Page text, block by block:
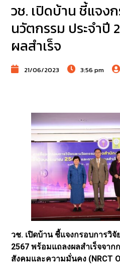
วช. เปิดบ้าน ชี้แจง
นวัตกรรม ประจำปี
ผลสำเร็จ
21/06/2023 3:56 pm
วช. เปิดบ้าน ชี้แจงกรอบการวิ
2567 พร้อมแถลงผลสำเร็จจา
สังคมและความมั่นคง (NRCT